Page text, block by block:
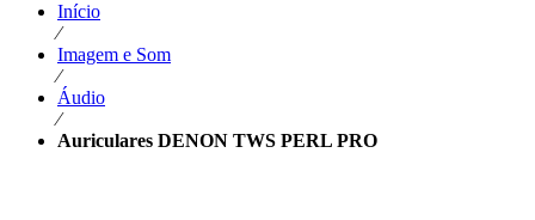
Início
⁄
Imagem e Som
⁄
Áudio
⁄
Auriculares DENON TWS PERL PRO